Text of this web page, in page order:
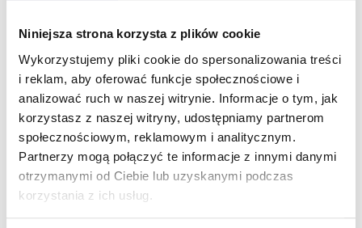
Niniejsza strona korzysta z plików cookie
Wykorzystujemy pliki cookie do spersonalizowania treści
i reklam, aby oferować funkcje społecznościowe i
analizować ruch w naszej witrynie. Informacje o tym, jak
korzystasz z naszej witryny, udostępniamy partnerom
społecznościowym, reklamowym i analitycznym.
Partnerzy mogą połączyć te informacje z innymi danymi
otrzymanymi od Ciebie lub uzyskanymi podczas
korzystania z ich usług.
To twój profil? Przejmij go!
Zgłoś się do nas aby założy profil na psinderze,
uzupełni swój profil i dotrze do większej liczby osób
zainteresowanych adopcją!
Text Link
Znajdź swojego psyjaciela w naszej aplikacji: